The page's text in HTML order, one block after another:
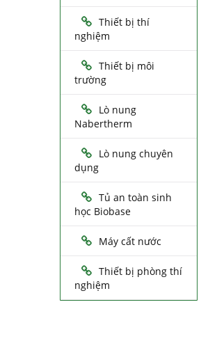
Thiết bị thí
nghiệm
Thiết bị môi
trường
Lò nung
Nabertherm
Lò nung chuyên
dụng
Tủ an toàn sinh
học Biobase
Máy cất nước
Thiết bị phòng thí
nghiệm